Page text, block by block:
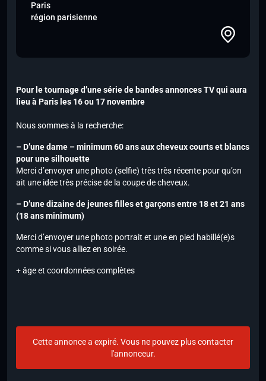
Paris
région parisienne
Pour le tournage d’une série de bandes annonces TV qui aura
lieu à Paris les 16 ou 17 novembre
Nous sommes à la recherche:
– D’une dame – minimum 60 ans aux cheveux courts et blancs
pour une silhouette
Merci d’envoyer une photo (selfie) très très récente pour qu’on
ait une idée très précise de la coupe de cheveux.
– D’une dizaine de jeunes filles et garçons entre 18 et 21 ans
(18 ans minimum)
Merci d’envoyer une photo portrait et une en pied habillé(e)s
comme si vous alliez en soirée.
+ âge et coordonnées complètes
Cette annonce a expiré. Vous ne pouvez plus contacter
l'annonceur.